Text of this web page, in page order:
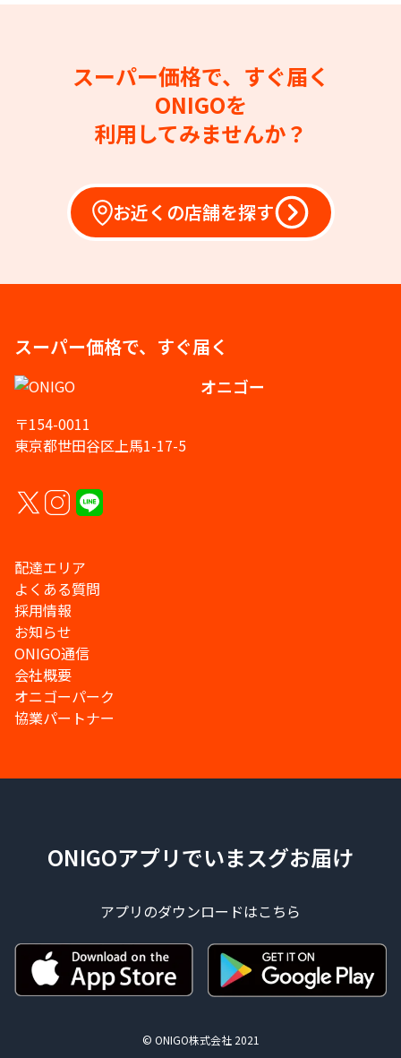
スーパー価格で、すぐ届く
ONIGOを
利用してみませんか？
お近くの店舗を探す
スーパー価格で、すぐ届く
オニゴー
〒154-0011
東京都世田谷区上馬1-17-5
配達エリア
よくある質問
採用情報
お知らせ
ONIGO通信
会社概要
オニゴーパーク
協業パートナー
ONIGOアプリでいまスグお届け
アプリのダウンロードはこちら
© ONIGO株式会社 2021